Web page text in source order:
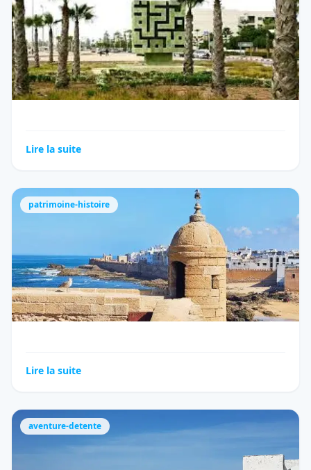
Lire la suite
patrimoine-histoire
Lire la suite
aventure-detente